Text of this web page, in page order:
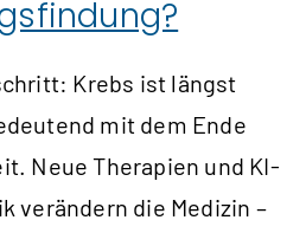
Krebs ist längst
mit dem Ende
Neue Therapien und KI-
verändern die Medizin –